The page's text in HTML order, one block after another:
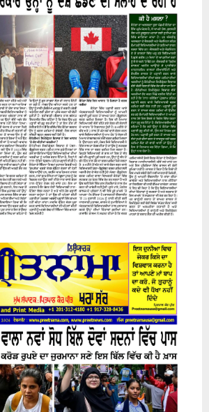
07 August 2026